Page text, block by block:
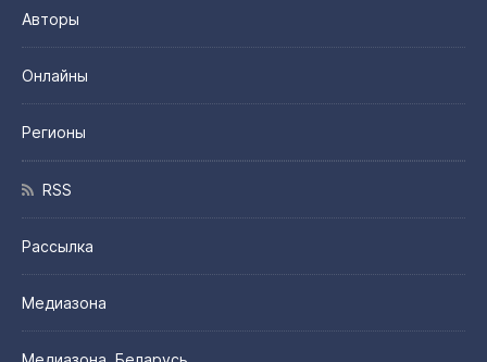
Авторы
Онлайны
Регионы
RSS
Рассылка
Медиазона